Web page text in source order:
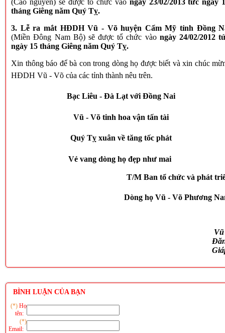
(Cao nguyên) sẽ được tổ chức vào ngày 23/02/2013 tức ngày
tháng Giêng năm Quý Tỵ.
3. Lễ ra mắt HĐDH Vũ - Võ huyện Cẩm Mỹ tỉnh Đồng
(Miền Đông Nam Bộ) sẽ được tổ chức vào ngày 24/02/2012
ngày 15 tháng Giêng năm Quý Tỵ.
Xin thông báo để bà con trong dòng họ được biết và xin chúc
HĐDH Vũ - Võ của các tỉnh thành nêu trên.
Bạc Liêu - Đà Lạt với Đồng Nai
Vũ - Võ tinh hoa vận tấn tài
Quý Tỵ xuân về tăng tốc phát
Vẻ vang dòng họ đẹp như mai
T/M Ban tổ chức và phát
Dòng họ Vũ - Võ Phương
Vũ
BÌNH LUẬN CỦA BẠN
(*) Họ
tên:
(*)
Email: